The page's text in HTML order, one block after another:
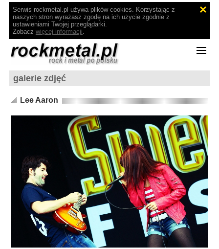
Serwis rockmetal.pl używa plików cookies. Korzystając z
naszych stron wyrażasz zgodę na ich użycie zgodnie z
ustawieniami Twojej przeglądarki.
Zobacz więcej informacji.
galerie zdjęć
Lee Aaron